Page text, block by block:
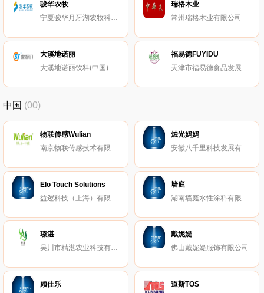
骏华农牧
宁夏骏华月牙湖农牧科技股份有限公司
瑞格木业
常州瑞格木业有限公司
大溪地诺丽
大溪地诺丽饮料(中国)有限公司
福易德FUYIDU
中国 (00)
物联传感Wulian
南京物联传感技术有限公司
烛光妈妈
安徽八千里科技发展有限公司
Elo Touch Solutions
墙庭
瑧湛
吴川市精湛农业科技有限公司
戴妮媞
佛山戴妮媞服饰有限公司
顾佳乐
道斯TOS